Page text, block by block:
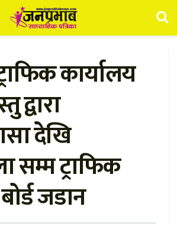
कार्यालय
द्वारा
देखि
सम्म ट्राफिक
जडान